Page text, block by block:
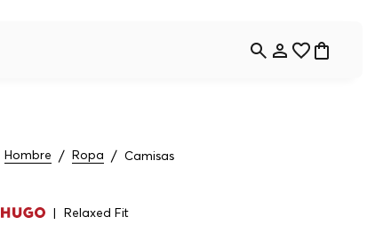
Hombre Ropa Camisas
Relaxed Fit